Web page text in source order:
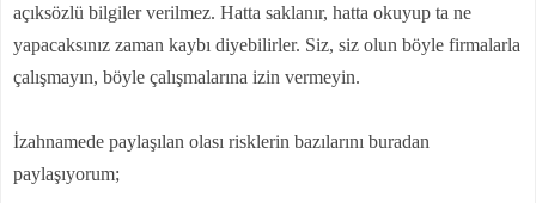
açıksözlü bilgiler verilmez. Hatta saklanır, hatta okuyup ta ne
yapacaksınız zaman kaybı diyebilirler. Siz, siz olun böyle firmalarla
çalışmayın, böyle çalışmalarına izin vermeyin.
İzahnamede paylaşılan olası risklerin bazılarını buradan
paylaşıyorum;